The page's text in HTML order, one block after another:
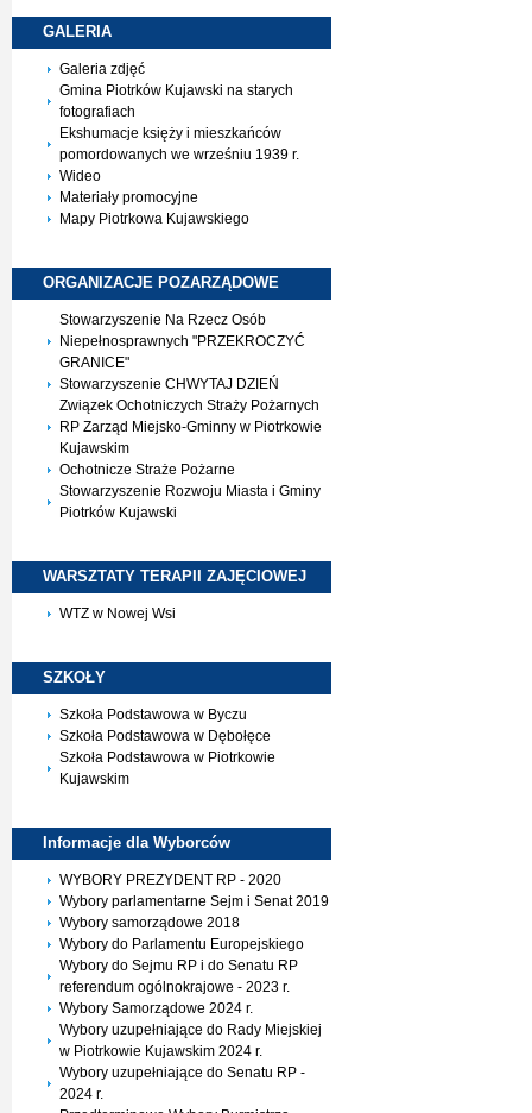
GALERIA
Galeria zdjęć
Gmina Piotrków Kujawski na starych
fotografiach
Ekshumacje księży i mieszkańców
pomordowanych we wrześniu 1939 r.
Wideo
Materiały promocyjne
Mapy Piotrkowa Kujawskiego
ORGANIZACJE POZARZĄDOWE
Stowarzyszenie Na Rzecz Osób
Niepełnosprawnych "PRZEKROCZYĆ
GRANICE"
Stowarzyszenie CHWYTAJ DZIEŃ
Związek Ochotniczych Straży Pożarnych
RP Zarząd Miejsko-Gminny w Piotrkowie
Kujawskim
Ochotnicze Straże Pożarne
Stowarzyszenie Rozwoju Miasta i Gminy
Piotrków Kujawski
WARSZTATY TERAPII ZAJĘCIOWEJ
WTZ w Nowej Wsi
SZKOŁY
Szkoła Podstawowa w Byczu
Szkoła Podstawowa w Dębołęce
Szkoła Podstawowa w Piotrkowie
Kujawskim
Informacje dla Wyborców
WYBORY PREZYDENT RP - 2020
Wybory parlamentarne Sejm i Senat 2019
Wybory samorządowe 2018
Wybory do Parlamentu Europejskiego
Wybory do Sejmu RP i do Senatu RP
referendum ogólnokrajowe - 2023 r.
Wybory Samorządowe 2024 r.
Wybory uzupełniające do Rady Miejskiej
w Piotrkowie Kujawskim 2024 r.
Wybory uzupełniające do Senatu RP -
2024 r.